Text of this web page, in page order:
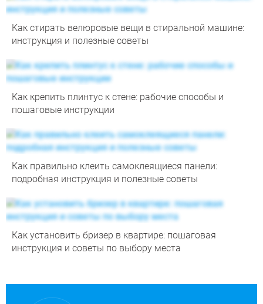
Как стирать велюровые вещи в стиральной машине:
инструкция и полезные советы
Как крепить плинтус к стене: рабочие способы и
пошаговые инструкции
Как правильно клеить самоклеящиеся панели:
подробная инструкция и полезные советы
Как установить бризер в квартире: пошаговая
инструкция и советы по выбору места